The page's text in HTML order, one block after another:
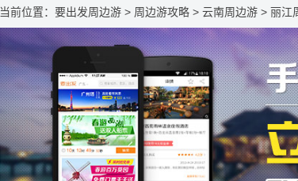
当前位置： 要出发周边游 > 周边游攻略 > 云南周边游 > 丽江